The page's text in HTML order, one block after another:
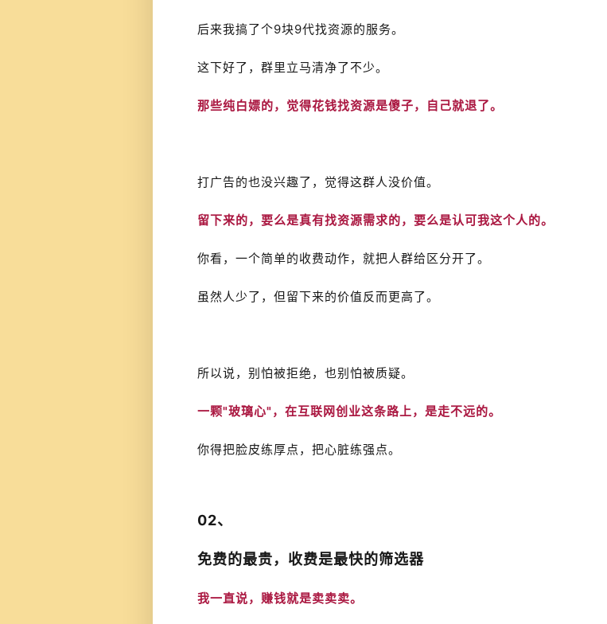
后来我搞了个9块9代找资源的服务。
这下好了，群里立马清净了不少。
那些纯白嫖的，觉得花钱找资源是傻子，自己就退了。
打广告的也没兴趣了，觉得这群人没价值。
留下来的，要么是真有找资源需求的，要么是认可我这个人的。
你看，一个简单的收费动作，就把人群给区分开了。
虽然人少了，但留下来的价值反而更高了。
所以说，别怕被拒绝，也别怕被质疑。
一颗"玻璃心"，在互联网创业这条路上，是走不远的。
你得把脸皮练厚点，把心脏练强点。
02、
免费的最贵，收费是最快的筛选器
我一直说，赚钱就是卖卖卖。